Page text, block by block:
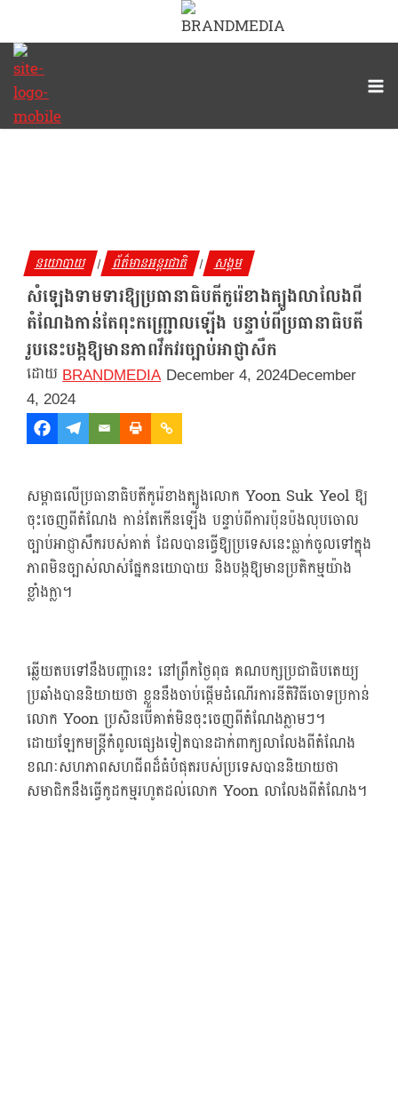
content
នយោបាយ | ព័ត៌មានអន្តរជាតិ | សង្គម
សំឡេងទាមទារឱ្យ​ប្រធានាធិបតី​កូរ៉េ​ខាង​ត្បូង​លាលែង​ពី​
តំណែង​កាន់តែពុះកញ្ជ្រោលឡើង បន្ទាប់​ពី​ប្រធានាធិបតី
រូបនេះបង្កឱ្យមាន​ភាព​វឹកវរ​ច្បាប់អាជ្ញាសឹក
BRANDMEDIA December 4, 2024December
4, 2024
សម្ពាធលើប្រធានាធិបតីកូរ៉េខាងត្បូងលោក Yoon Suk Yeol ឱ្យ
ចុះចេញពីតំណែង កាន់តែកើនឡើង បន្ទាប់ពីការប៉ុនប៉ងលុបចោល
ច្បាប់អាជ្ញាសឹករបស់គាត់ ដែលបានធ្វើឱ្យប្រទេសនេះធ្លាក់ចូលទៅក្នុង
ភាពមិនច្បាស់លាស់ផ្នែកនយោបាយ និងបង្កឱ្យមានប្រតិកម្មយ៉ាង
ខ្លាំងក្លា។
ឆ្លើយតបទៅនឹងបញ្ហានេះ នៅព្រឹកថ្ងៃពុធ គណបក្សប្រជាធិបតេយ្យ
ប្រឆាំងបាននិយាយថា ខ្លួននឹងចាប់ផ្តើមដំណើរការនីតិវិធីចោទប្រកាន់
លោក Yoon ប្រសិនបើគាត់មិនចុះចេញពីតំណែងភ្លាមៗ។
ដោយឡែក​មន្ត្រី​កំពូល​ផ្សេងទៀត​បាន​ដាក់​ពាក្យ​លាលែង​ពី​តំណែង
ខណៈ​សហភាព​សហជីព​ដ៏ធំ​បំផុត​របស់​ប្រទេស​បាន​និយាយ​ថា
សមាជិក​នឹង​ធ្វើ​កូដកម្ម​រហូត​ដល់​លោក Yoon លាលែង​ពី​តំណែង។